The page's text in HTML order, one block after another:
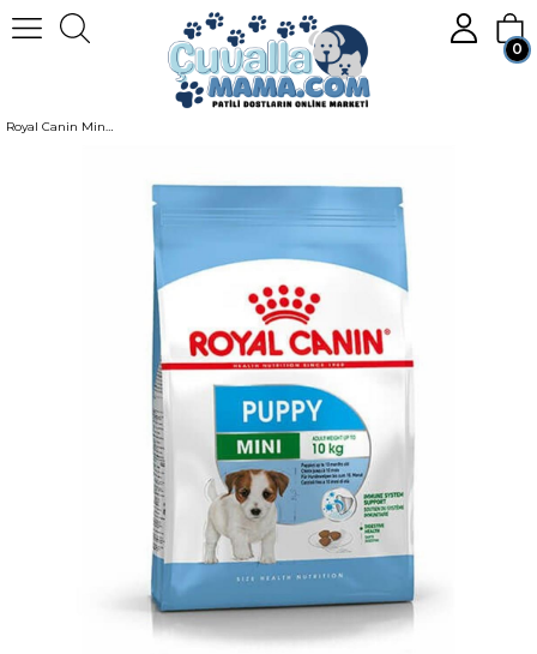
0
Köpek Mamaları Kuru Köpek Maması
Royal Canin Mini Puppy Küçük Irk Yavru Köpek Maması 4 Kg